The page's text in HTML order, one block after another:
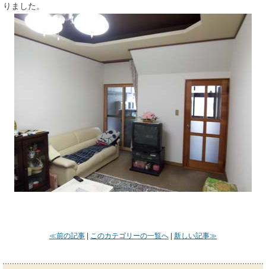
りました。
≪前の記事 このカテゴリーの一覧へ 新しい記事≫